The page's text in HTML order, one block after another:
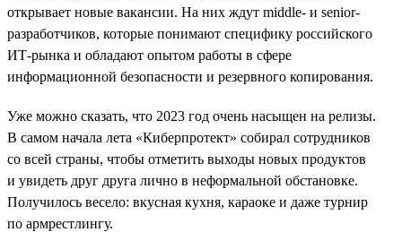
открывает новые вакансии. На них ждут middle- и senior-
разработчиков, которые понимают специфику российского
ИТ-рынка и обладают опытом работы в сфере
информационной безопасности и резервного копирования.
Уже можно сказать, что 2023 год очень насыщен на релизы.
В самом начала лета «Киберпротект» собирал сотрудников
со всей страны, чтобы отметить выходы новых продуктов
и увидеть друг друга лично в неформальной обстановке.
Получилось весело: вкусная кухня, караоке и даже турнир
по армрестлингу.